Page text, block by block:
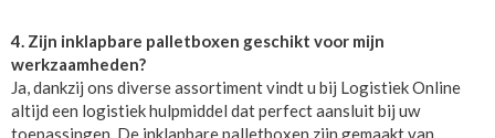
4. Zijn inklapbare palletboxen geschikt voor mijn
werkzaamheden?
Ja, dankzij ons diverse assortiment vindt u bij Logistiek Online
altijd een logistiek hulpmiddel dat perfect aansluit bij uw
toepassingen. De inklapbare palletboxen zijn gemaakt van